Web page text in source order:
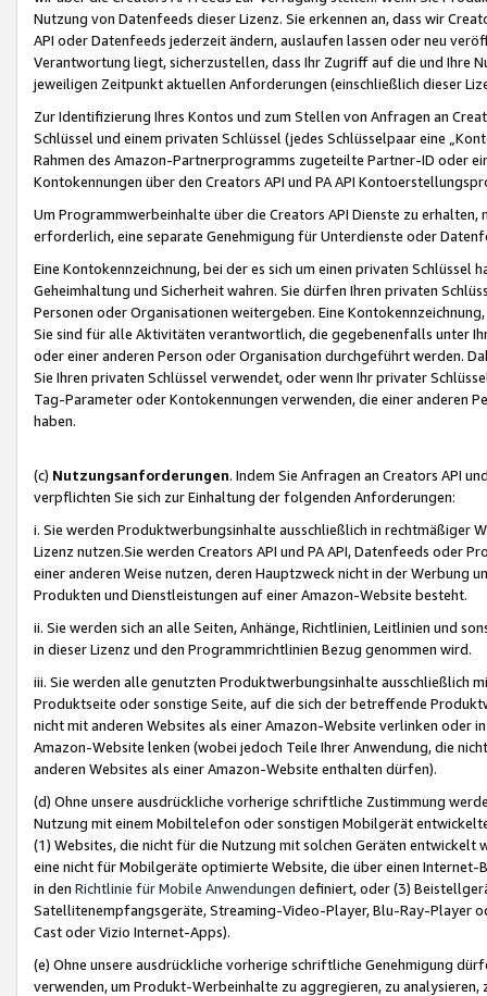
Nutzung von Datenfeeds dieser Lizenz. Sie erkennen an, dass wir
API oder Datenfeeds jederzeit ändern, auslaufen lassen oder neu
Verantwortung liegt, sicherzustellen, dass Ihr Zugriff auf die und Ihre
jeweiligen Zeitpunkt aktuellen Anforderungen (einschließlich dieser
Zur Identifizierung Ihres Kontos und zum Stellen von Anfragen an
Schlüssel und einem privaten Schlüssel (jedes Schlüsselpaar eine
Rahmen des Amazon-Partnerprogramms zugeteilte Partner-ID oder
Kontokennungen über den Creators API und PA API
Um Programmwerbeinhalte über die Creators API Dienste zu
erforderlich, eine separate Genehmigung für Unterdienste oder
Eine Kontokennzeichnung, bei der es sich um einen privaten
Geheimhaltung und Sicherheit wahren. Sie dürfen Ihren privaten
Personen oder Organisationen weitergeben. Eine
Sie sind für alle Aktivitäten verantwortlich, die gegebenenfalls unter
oder einer anderen Person oder Organisation durchgeführt werden.
Sie Ihren privaten Schlüssel verwendet, oder wenn Ihr privater
Tag-Parameter oder Kontokennungen verwenden, die einer anderen
haben.
(c) Nutzungsanforderungen. Indem Sie Anfragen an Creators API
verpflichten Sie sich zur Einhaltung der folgenden Anforderungen:
i. Sie werden Produktwerbungsinhalte ausschließlich in rechtmäßiger
Lizenz nutzen.Sie werden Creators API und PA API, Datenfeeds oder
einer anderen Weise nutzen, deren Hauptzweck nicht in der Werbung
Produkten und Dienstleistungen auf einer Amazon-Website besteht.
ii. Sie werden sich an alle Seiten, Anhänge, Richtlinien, Leitlinien und
in dieser Lizenz und den Programmrichtlinien Bezug genommen wird.
iii. Sie werden alle genutzten Produktwerbungsinhalte ausschließlich
Produktseite oder sonstige Seite, auf die sich der betreffende
nicht mit anderen Websites als einer Amazon-Website verlinken oder
Amazon-Website lenken (wobei jedoch Teile Ihrer Anwendung, die
anderen Websites als einer Amazon-Website enthalten dürfen).
(d) Ohne unsere ausdrückliche vorherige schriftliche Zustimmung
Nutzung mit einem Mobiltelefon oder sonstigen Mobilgerät
(1) Websites, die nicht für die Nutzung mit solchen Geräten
eine nicht für Mobilgeräte optimierte Website, die über einen
in den Richtlinie für Mobile Anwendungen definiert, oder (3)
Satellitenempfangsgeräte, Streaming-Video-Player, Blu-Ray-Player
Cast oder Vizio Internet-Apps).
(e) Ohne unsere ausdrückliche vorherige schriftliche Genehmigung
verwenden, um Produkt-Werbeinhalte zu aggregieren, zu